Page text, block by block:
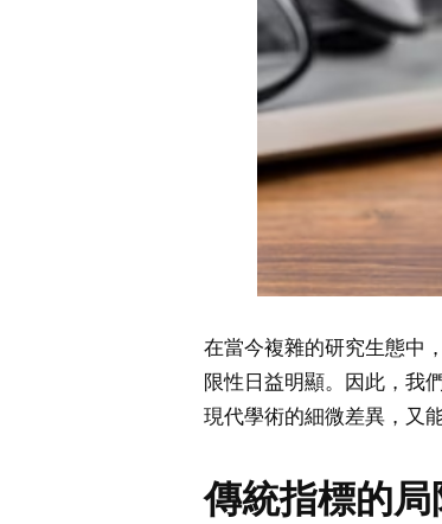
在當今複雜的研究生態中
限性日益明顯。因此，我
現代學術的細微差異，又
傳統指標的局